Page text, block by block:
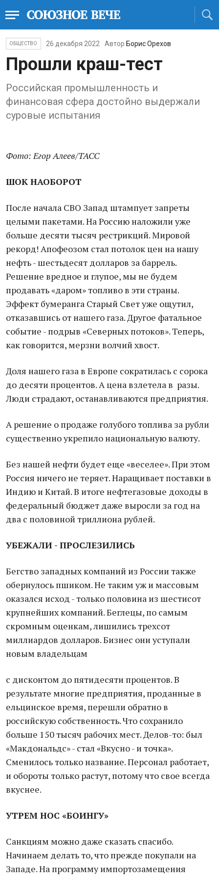
ОБЩЕСТВО 26 декабря 2022 Автор Борис Орехов
Прошли краш-тест
Российская промышленность и
финансовая сфера достойно выдержали
суровые испытания
Фото: Егор Алеев/ТАСС
ШОК НАОБОРОТ
После начала СВО Запад штампует запреты
целыми пакетами. На Россию наложили уже
больше десяти тысяч рестрикций. Мировой
рекорд! Апофеозом стал потолок цен на нашу
нефть - шестьдесят долларов за баррель.
Решение вредное и глупое, мы не будем
продавать «даром» топливо в эти страны.
Эффект бумеранга Старый Свет уже ощутил,
отказавшись от нашего газа. Другое фатальное
событие - подрыв «Северных потоков». Теперь,
как говорится, мерзни волчий хвост.
Доля нашего газа в Европе сократилась с сорока
до десяти процентов. А цена взлетела в разы.
Люди страдают, останавливаются предприятия.
А решение о продаже голубого топлива за рубли
существенно укрепило национальную валюту.
Без нашей нефти будет еще «веселее». При этом
Россия ничего не теряет. Наращивает поставки в
Индию и Китай. В итоге нефтегазовые доходы в
федеральный бюджет даже выросли за год на
два с половиной триллиона рублей.
УБЕЖАЛИ - ПРОСЛЕЗИЛИСЬ
Бегство западных компаний из России также
обернулось пшиком. Не таким уж и массовым
оказался исход - только половина из шестисот
крупнейших компаний. Беглецы, по самым
скромным оценкам, лишились трехсот
миллиардов долларов. Бизнес они уступали
новым владельцам
с дисконтом до пятидесяти процентов. В
результате многие предприятия, проданные в
ельцинское время, перешли обратно в
российскую собственность. Что сохранило
больше 150 тысяч рабочих мест. Делов-то: был
«Макдональдс» - стал «Вкусно - и точка».
Сменилось только название. Персонал работает,
и обороты только растут, потому что свое всегда
вкуснее.
УТРЕМ НОС «БОИНГУ»
Санкциям можно даже сказать спасибо.
Начинаем делать то, что прежде покупали на
Западе. На программу импортозамещения